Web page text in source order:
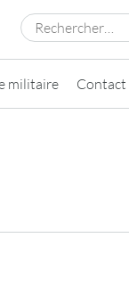
Rechercher :
militaire Contact